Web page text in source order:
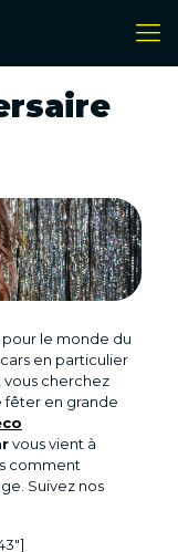
pour le monde du
en particulier
vous cherchez
fêter en grande
vous vient à
comment
Suivez nos